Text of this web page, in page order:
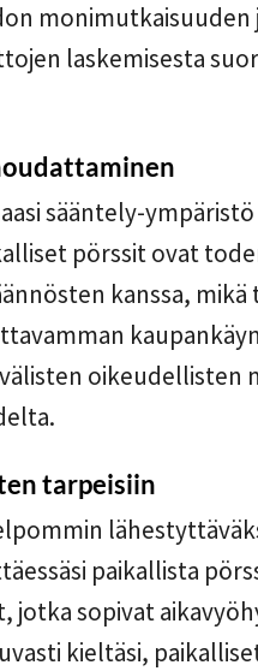
monimutkaisuuden
laskemisesta
sääntely-ympäristö
pörssit ovat
kanssa, mikä
oikeudellisten
tarpeisiin
paikallista
jotka sopivat
kieltäsi,